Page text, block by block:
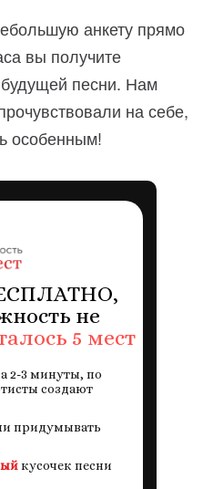
анкету прямо
вы получите
песни. Нам
на себе,
особенным!
не
5 мест
2-3 минуты, по
создают
придумывать
кусочек песни